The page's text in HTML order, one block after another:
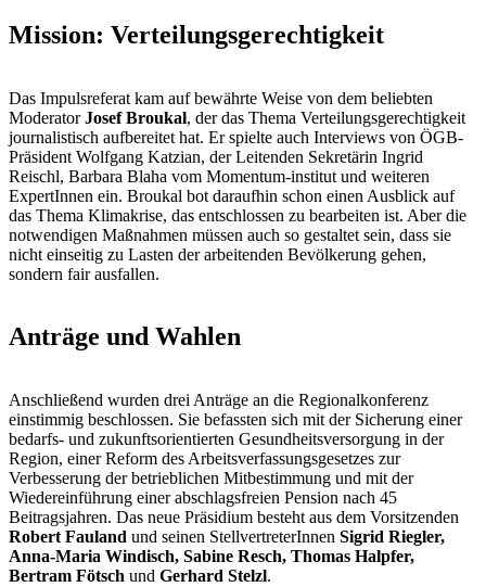
Mission: Verteilungsgerechtigkeit
Das Impulsreferat kam auf bewährte Weise von dem beliebten
ModeratorJosef Broukal, der das Thema Verteilungsgerechtigkeit
journalistisch aufbereitet hat. Er spielte auch Interviews von ÖGB-
Präsident Wolfgang Katzian, der Leitenden Sekretärin Ingrid
Reischl, Barbara Blaha vom Momentum-institut und weiteren
ExpertInnen ein. Broukal bot daraufhin schon einen Ausblick auf
das Thema Klimakrise, das entschlossen zu bearbeiten ist. Aber die
notwendigen Maßnahmen müssen auch so gestaltet sein, dass sie
nicht einseitig zu Lasten der arbeitenden Bevölkerung gehen,
sondern fair ausfallen.
Anträge und Wahlen
Anschließend wurden drei Anträge an die Regionalkonferenz
einstimmig beschlossen. Sie befassten sich mit der Sicherung einer
bedarfs- und zukunftsorientierten Gesundheitsversorgung in der
Region, einer Reform des Arbeitsverfassungsgesetzes zur
Verbesserung der betrieblichen Mitbestimmung und mit der
Wiedereinführung einer abschlagsfreien Pension nach 45
Beitragsjahren. Das neue Präsidium besteht aus dem Vorsitzenden
Robert Fauland und seinen StellvertreterInnen Sigrid Riegler,
Anna-Maria Windisch, Sabine Resch, Thomas Halpfer,
Bertram Fötsch und Gerhard Stelzl.